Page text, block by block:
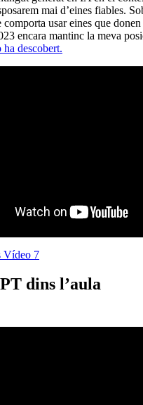
mai d’eines fiables.
usar eines que
encara mantinc la meva
ha descobert.
Vídeo 7
dins l’aula